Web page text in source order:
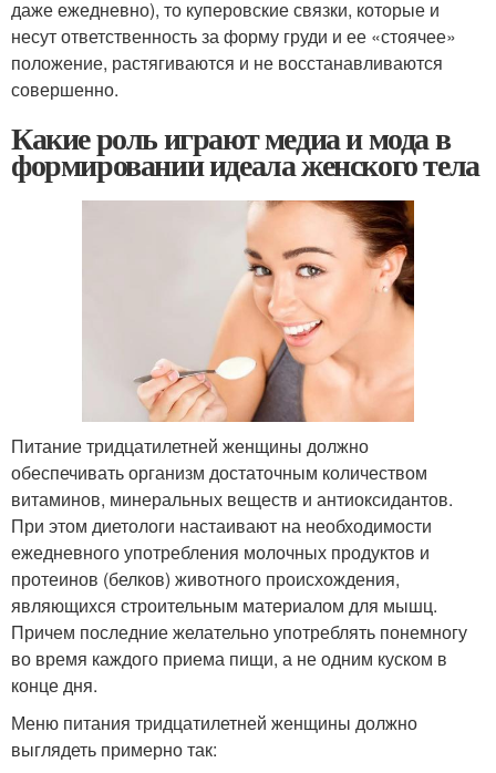
даже ежедневно), то куперовские связки, которые и
несут ответственность за форму груди и ее «стоячее»
положение, растягиваются и не восстанавливаются
совершенно.
Какие роль играют медиа и мода в
формировании идеала женского тела
Питание тридцатилетней женщины должно
обеспечивать организм достаточным количеством
витаминов, минеральных веществ и антиоксидантов.
При этом диетологи настаивают на необходимости
ежедневного употребления молочных продуктов и
протеинов (белков) животного происхождения,
являющихся строительным материалом для мышц.
Причем последние желательно употреблять понемногу
во время каждого приема пищи, а не одним куском в
конце дня.
Меню питания тридцатилетней женщины должно
выглядеть примерно так: